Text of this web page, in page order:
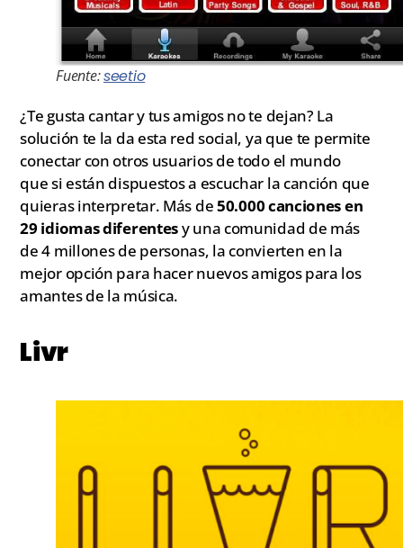
Fuente:seetio
¿Te gusta cantar y tus amigos no te dejan? La
solución te la da esta red social, ya que te permite
conectar con otros usuarios de todo el mundo
que si están dispuestos a escuchar la canción que
quieras interpretar. Más de50.000 canciones en
29 idiomas diferentesy una comunidad de más
de 4 millones de personas, la convierten en la
mejor opción para hacer nuevos amigos para los
amantes de la música.
Livr